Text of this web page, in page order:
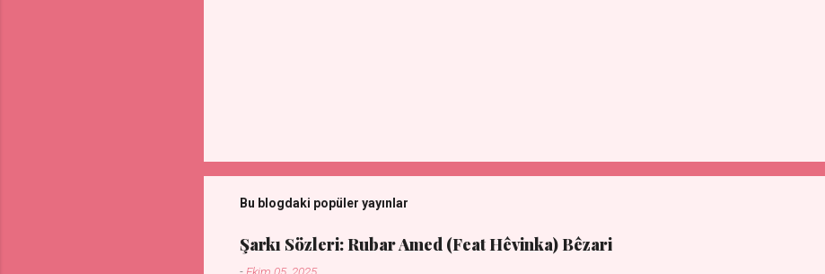
Bu blogdaki popüler yayınlar
Şarkı Sözleri: Rubar Amed (Feat Hêvinka) Bêzari